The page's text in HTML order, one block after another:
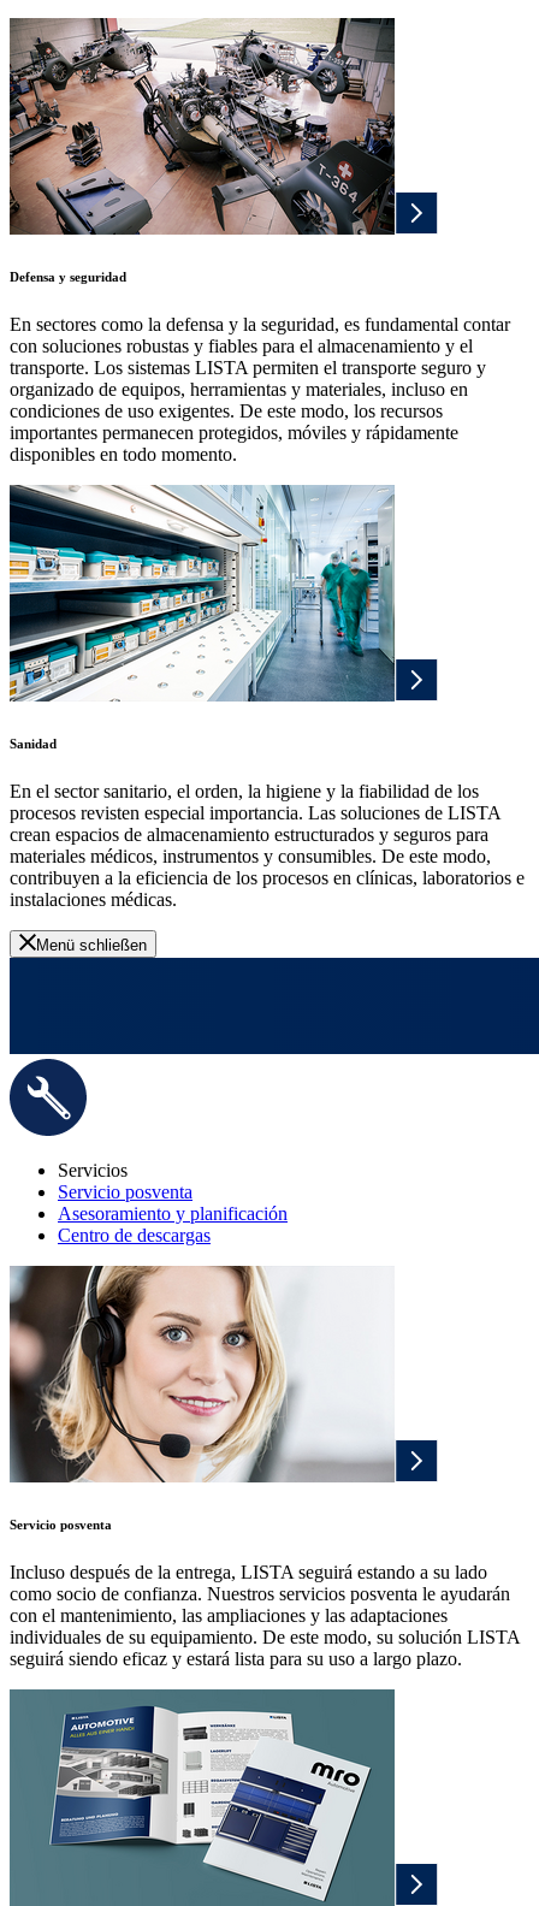
Defensa y seguridad
En sectores como la defensa y la seguridad, es fundamental contar
con soluciones robustas y fiables para el almacenamiento y el
transporte. Los sistemas LISTA permiten el transporte seguro y
organizado de equipos, herramientas y materiales, incluso en
condiciones de uso exigentes. De este modo, los recursos
importantes permanecen protegidos, móviles y rápidamente
disponibles en todo momento.
Sanidad
En el sector sanitario, el orden, la higiene y la fiabilidad de los
procesos revisten especial importancia. Las soluciones de LISTA
crean espacios de almacenamiento estructurados y seguros para
materiales médicos, instrumentos y consumibles. De este modo,
contribuyen a la eficiencia de los procesos en clínicas, laboratorios e
instalaciones médicas.
Menü schließen
Servicios
Servicio posventa
Asesoramiento y planificación
Centro de descargas
Servicio posventa
Incluso después de la entrega, LISTA seguirá estando a su lado
como socio de confianza. Nuestros servicios posventa le ayudarán
con el mantenimiento, las ampliaciones y las adaptaciones
individuales de su equipamiento. De este modo, su solución LISTA
seguirá siendo eficaz y estará lista para su uso a largo plazo.